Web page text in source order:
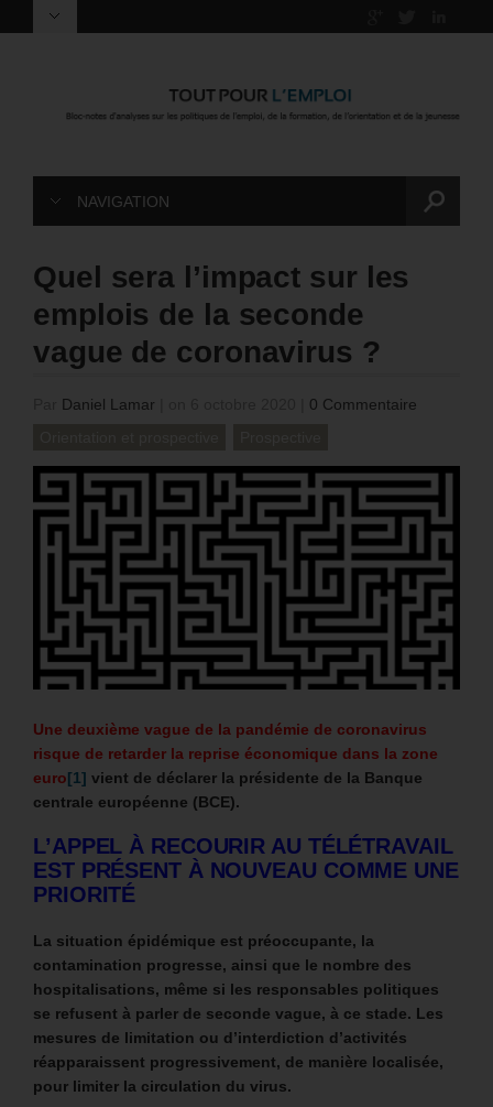
NAVIGATION
Quel sera l’impact sur les
emplois de la seconde
vague de coronavirus ?
Daniel Lamar
0 Commentaire
Une deuxième vague de la pandémie de coronavirus
risque de retarder la reprise économique dans la zone
euro[1] vient de déclarer la présidente de la Banque
centrale européenne (BCE).
L’APPEL À RECOURIR AU TÉLÉTRAVAIL
EST PRÉSENT À NOUVEAU COMME UNE
PRIORITÉ
La situation épidémique est préoccupante, la
contamination progresse, ainsi que le nombre des
hospitalisations, même si les responsables politiques
se refusent à parler de seconde vague, à ce stade. Les
mesures de limitation ou d’interdiction d’activités
réapparaissent progressivement, de manière localisée,
pour limiter la circulation du virus.